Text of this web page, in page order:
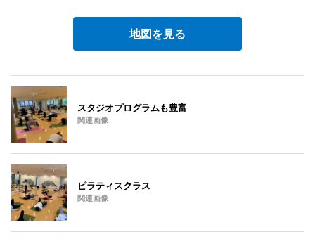
地図を見る
スタジオプログラムも豊富
関連画像
ピラティスクラス
関連画像